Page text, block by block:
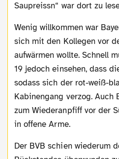
Saupreissn“ war dort zu
Wenig willkommen war Bayerns Nummer 19, die
sich mit den Kollegen vor
aufwärmen wollte. Schnell
19 jedoch einsehen, dass
sodass sich der rot-weiß-
Kabinengang verzog. Auch
zum Wiederanpfiff vor der
in offene Arme.
Der BVB schien wiederum den Schock des